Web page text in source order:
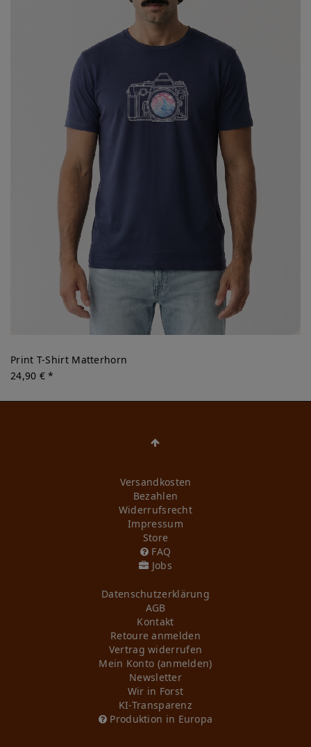
Print T-Shirt Matterhorn
24,90 € *
Versandkosten
Bezahlen
Widerrufs­recht
Impressum
Store
FAQ
Jobs
Daten­schutz­erklärung
AGB
Kontakt
Retoure anmelden
Vertrag widerrufen
Mein Konto (anmelden)
Newsletter
Wir in Forst
KI-Transparenz
Produktion in Europa